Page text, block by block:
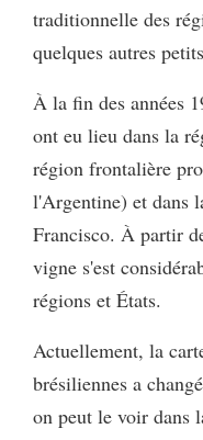
traditionnelle des
quelques autres
À la fin des années
ont eu lieu dans la
région frontalière
l'Argentine) et dans
Francisco. À partir
vigne s'est
régions et États.
Actuellement, la
brésiliennes a
on peut le voir dans